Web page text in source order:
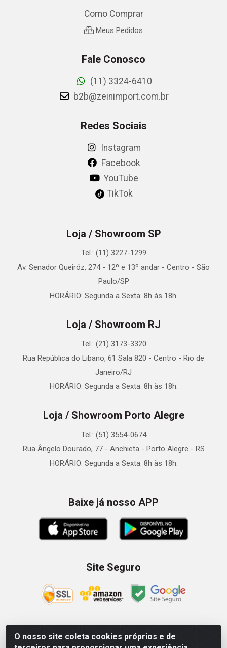
O nosso site coleta cookies próprios e de
Como Comprar
Meus Pedidos
Fale Conosco
(11) 3324-6410
b2b@zeinimport.com.br
Redes Sociais
Instagram
Facebook
YouTube
TikTok
Loja / Showroom SP
Tel.: (11) 3227-1299
Av. Senador Queiróz, 274 - 12º e 13º andar - Centro - São
Paulo/SP
HORÁRIO: Segunda a Sexta: 8h às 18h.
Loja / Showroom RJ
Tel.: (21) 3173-3320
Rua República do Libano, 61 Sala 820 - Centro - Rio de
Janeiro/RJ
HORÁRIO: Segunda a Sexta: 8h às 18h.
Loja / Showroom Porto Alegre
Tel.: (51) 3554-0674
Rua Ângelo Dourado, 77 - Anchieta - Porto Alegre - RS
HORÁRIO: Segunda a Sexta: 8h às 18h.
Baixe já nosso APP
Site Seguro
Zein Importação e Comércio LTDA - Av. Senador Queiróz, 274